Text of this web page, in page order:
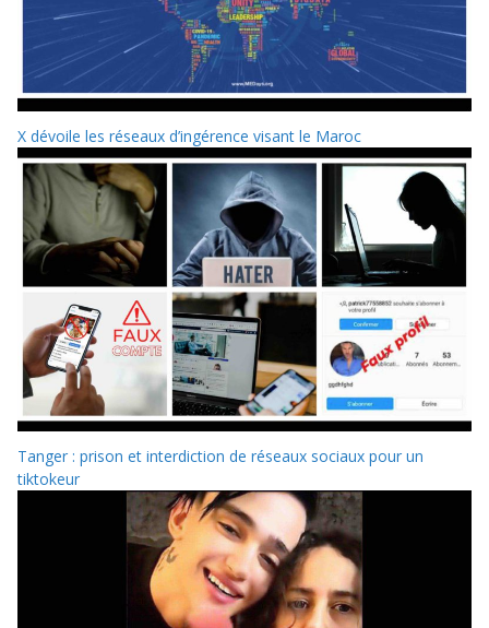
X dévoile les réseaux d’ingérence visant le Maroc
Tanger : prison et interdiction de réseaux sociaux pour un
tiktokeur